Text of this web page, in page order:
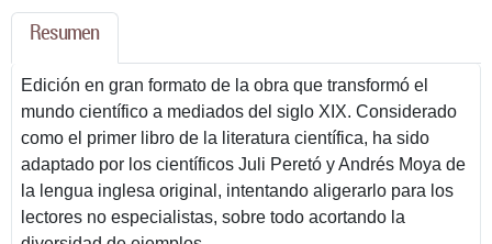
Resumen
Edición en gran formato de la obra que transformó el
mundo científico a mediados del siglo XIX. Considerado
como el primer libro de la literatura científica, ha sido
adaptado por los científicos Juli Peretó y Andrés Moya de
la lengua inglesa original, intentando aligerarlo para los
lectores no especialistas, sobre todo acortando la